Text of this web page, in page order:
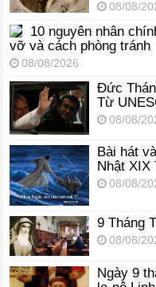
08/08/
10 nguyên nhân
vỡ và cách phòng tránh
08/08/2026
Đức
Từ
08/08/
Bài hát
Nhật XIX
08/08/
9 Tháng
08/08/
Ngày 9